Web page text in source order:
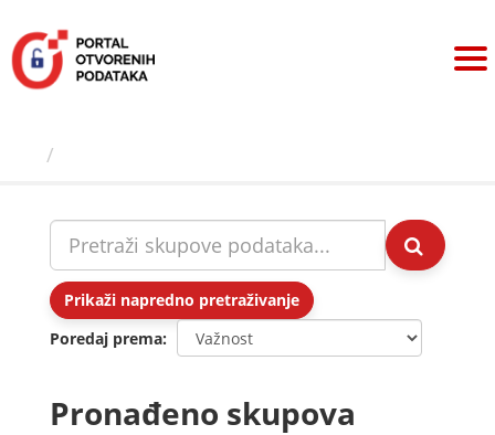
sadržaj
Prikaži napredno pretraživanje
Poredaj prema
Pronađeno skupova